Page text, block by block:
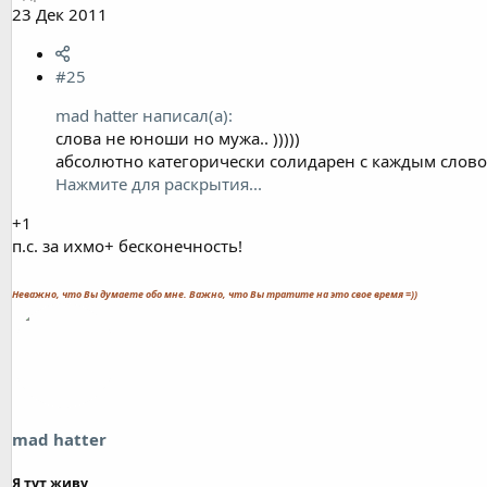
23 Дек 2011
#25
mad hatter написал(а):
слова не юноши но мужа.. )))))
абсолютно категорически солидарен с каждым
Нажмите для раскрытия...
+1
п.с. за ихмо+ бесконечность!
Неважно, что Вы думаете обо мне. Важно, что Вы тратите на это свое время =))
mad hatter